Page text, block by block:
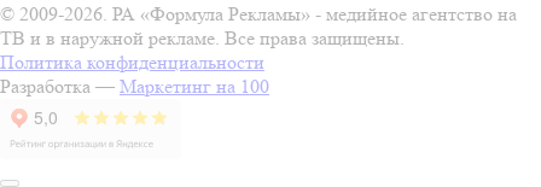
© 2009-2026. РА «Формула Рекламы» - медийное агентство на
ТВ и в наружной рекламе. Все права защищены.
Политика конфиденциальности
Разработка — Маркетинг на 100